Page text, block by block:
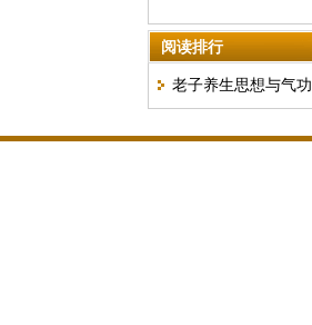
阅读排行
老子养生思想与气功